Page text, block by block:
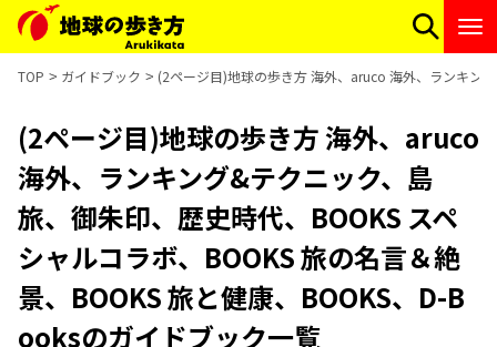
TOP ガイドブック (2ページ目)地球の歩き方 海外、aruco 海外、ランキン
(2ページ目)地球の歩き方 海外、aruco
海外、ランキング&テクニック、島
旅、御朱印、歴史時代、BOOKS スペ
シャルコラボ、BOOKS 旅の名言＆絶
景、BOOKS 旅と健康、BOOKS、D-B
ooksのガイドブック一覧